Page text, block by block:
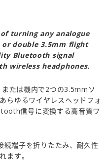
turning any analogue
or double 3.5mm flight
Bluetooth signal
wireless headphones.
たは機内で2つの3.5mmソ
らゆるワイヤレスヘッドフォ
信号に変換する高音質ワ
端子を折りたたみ、耐久性
ます。